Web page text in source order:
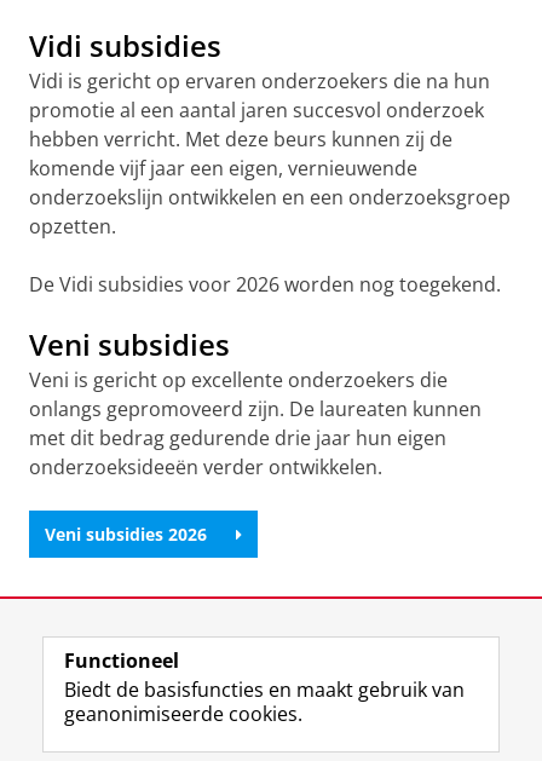
Vidi subsidies
Vidi is gericht op ervaren onderzoekers die na hun
promotie al een aantal jaren succesvol onderzoek
hebben verricht. Met deze beurs kunnen zij de
komende vijf jaar een eigen, vernieuwende
onderzoekslijn ontwikkelen en een onderzoeksgroep
opzetten.
De Vidi subsidies voor 2026 worden nog toegekend.
Veni subsidies
Veni is gericht op excellente onderzoekers die
onlangs gepromoveerd zijn. De laureaten kunnen
met dit bedrag gedurende drie jaar hun eigen
onderzoeksideeën verder ontwikkelen.
Veni subsidies 2026
View this page in:English
F L R I Y
Functioneel
Biedt de basisfuncties en maakt gebruik van
geanonimiseerde cookies.